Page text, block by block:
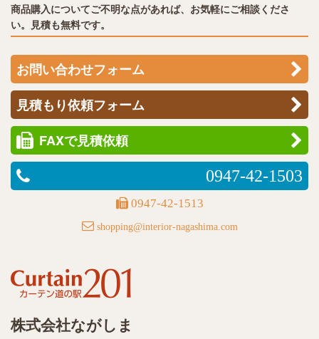
商品購入についてご不明な点があれば、お気軽にご相談くださ
い。見積も無料です。
お問い合わせフォーム
見積もり依頼フォーム
FAXで見積依頼
0947-42-1503
0947-42-1513
shopping@interior-nagashima.com
株式会社ながしま